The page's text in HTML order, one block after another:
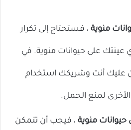
منوية ، فستحتاج إلى تكرار
عينتك على حيوانات منوية. في
عليك أنت وشريكك استخدام
لمنع الحمل.
حيوانات منوية ، فيجب أن تتمكن